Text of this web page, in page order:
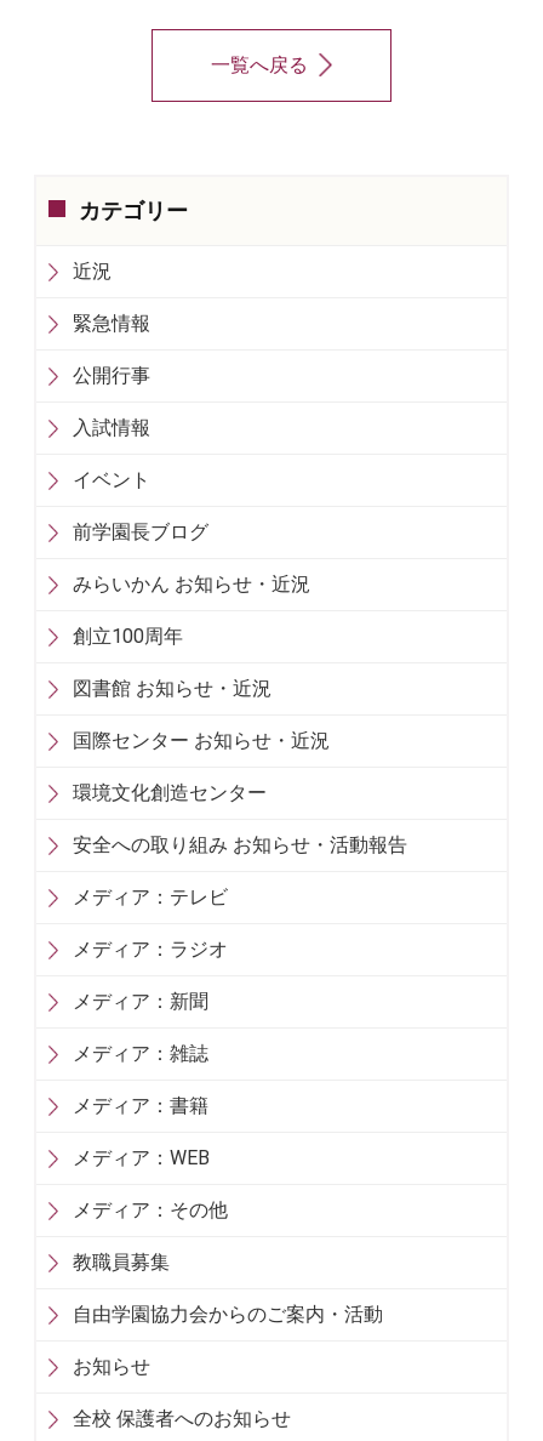
一覧へ戻る
カテゴリー
近況
緊急情報
公開行事
入試情報
イベント
前学園長ブログ
みらいかん お知らせ・近況
創立100周年
図書館 お知らせ・近況
国際センター お知らせ・近況
環境文化創造センター
安全への取り組み お知らせ・活動報告
メディア：テレビ
メディア：ラジオ
メディア：新聞
メディア：雑誌
メディア：書籍
メディア：WEB
メディア：その他
教職員募集
自由学園協力会からのご案内・活動
お知らせ
全校 保護者へのお知らせ